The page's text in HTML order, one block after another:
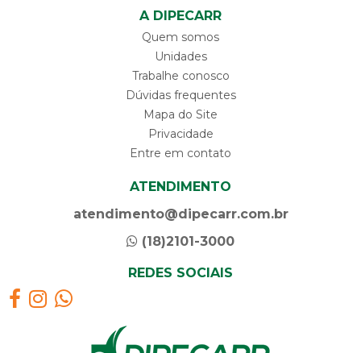
A DIPECARR
Quem somos
Unidades
Trabalhe conosco
Dúvidas frequentes
Mapa do Site
Privacidade
Entre em contato
ATENDIMENTO
atendimento@dipecarr.com.br
(18)2101-3000
REDES SOCIAIS